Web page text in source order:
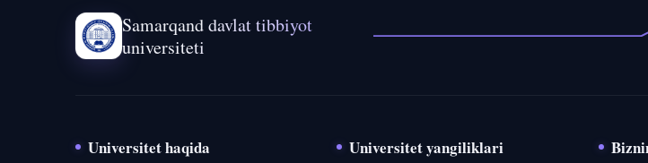
Samarqand davlat tibbiyot
universiteti
Universitet haqida Universitet yangiliklari